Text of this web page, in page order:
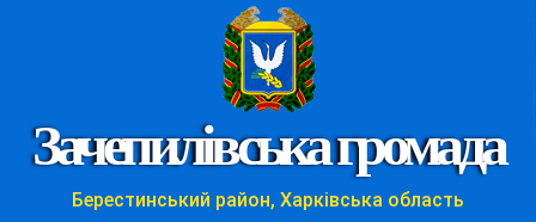
Зачепилівська громада
Берестинський район, Харківська область